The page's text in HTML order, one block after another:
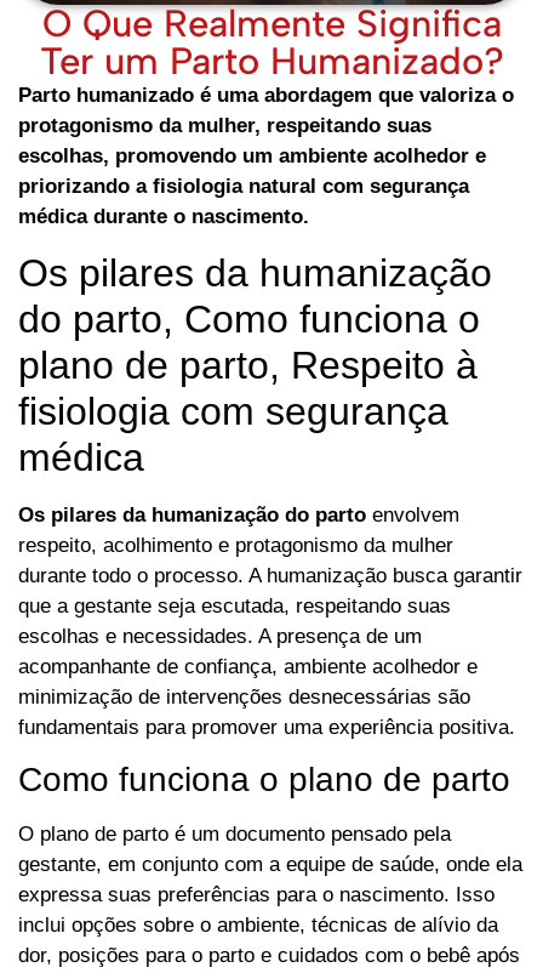
O Que Realmente Significa
Ter um Parto Humanizado?
Parto humanizado é uma abordagem que valoriza o
protagonismo da mulher, respeitando suas
escolhas, promovendo um ambiente acolhedor e
priorizando a fisiologia natural com segurança
médica durante o nascimento.
Os pilares da humanização
do parto, Como funciona o
plano de parto, Respeito à
fisiologia com segurança
médica
Os pilares da humanização do parto envolvem
respeito, acolhimento e protagonismo da mulher
durante todo o processo. A humanização busca garantir
que a gestante seja escutada, respeitando suas
escolhas e necessidades. A presença de um
acompanhante de confiança, ambiente acolhedor e
minimização de intervenções desnecessárias são
fundamentais para promover uma experiência positiva.
Como funciona o plano de parto
O plano de parto é um documento pensado pela
gestante, em conjunto com a equipe de saúde, onde ela
expressa suas preferências para o nascimento. Isso
inclui opções sobre o ambiente, técnicas de alívio da
dor, posições para o parto e cuidados com o bebê após